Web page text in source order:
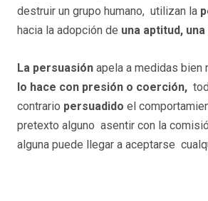
destruir un grupo humano, utilizan la
hacia la adopción de una aptitud,
La persuasión apela a medidas
lo hace con presión o coerción,
contrario persuadido el
pretexto alguno asentir con la
alguna puede llegar a aceptarse